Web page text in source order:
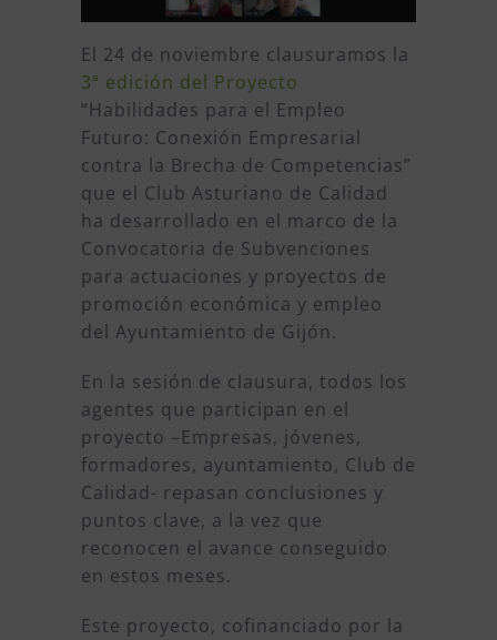
El 24 de noviembre clausuramos la
3ª edición del Proyecto
“Habilidades para el Empleo
Futuro: Conexión Empresarial
contra la Brecha de Competencias”
que el Club Asturiano de Calidad
ha desarrollado en el marco de la
Convocatoria de Subvenciones
para actuaciones y proyectos de
promoción económica y empleo
del Ayuntamiento de Gijón.
En la sesión de clausura, todos los
agentes que participan en el
proyecto –Empresas, jóvenes,
formadores, ayuntamiento, Club de
Calidad- repasan conclusiones y
puntos clave, a la vez que
reconocen el avance conseguido
en estos meses.
Este proyecto, cofinanciado por la